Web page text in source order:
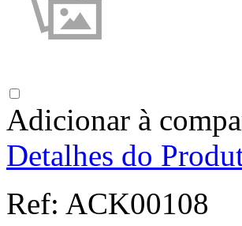
Adicionar à
Detalhes do
Ref: ACK00108